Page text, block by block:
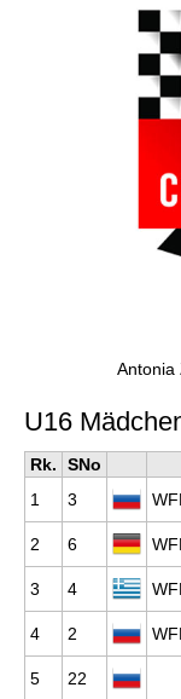
Antonia
U16
Rk. SNo
1
3
2 6
3 4
4 2
5 22